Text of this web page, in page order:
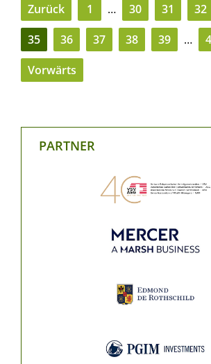
Zurück 1 … 30 31 32
35
36 37 38 39 …
Vorwärts
PARTNER